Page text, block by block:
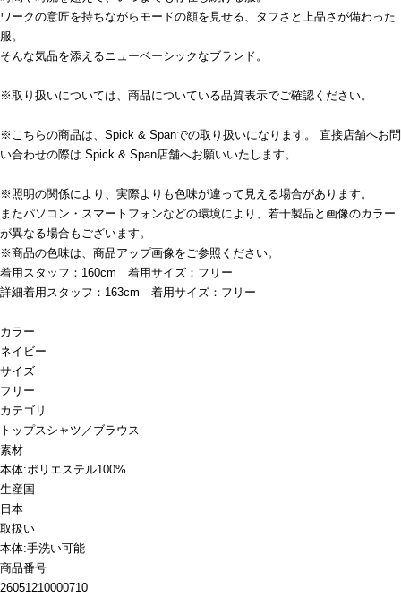
ワークの意匠を持ちながらモードの顔を見せる、タフさと上品さが備わった
服。
そんな気品を添えるニューベーシックなブランド。
※取り扱いについては、商品についている品質表示でご確認ください。
※こちらの商品は、Spick & Spanでの取り扱いになります。 直接店舗へお問
い合わせの際は Spick & Span店舗へお願いいたします。
※照明の関係により、実際よりも色味が違って見える場合があります。
またパソコン・スマートフォンなどの環境により、若干製品と画像のカラー
が異なる場合もございます。
※商品の色味は、商品アップ画像をご参照ください。
着用スタッフ：160cm 着用サイズ：フリー
詳細着用スタッフ：163cm 着用サイズ：フリー
カラー
ネイビー
サイズ
フリー
カテゴリ
トップスシャツ／ブラウス
素材
本体:ポリエステル100%
生産国
日本
取扱い
本体:手洗い可能
商品番号
26051210000710